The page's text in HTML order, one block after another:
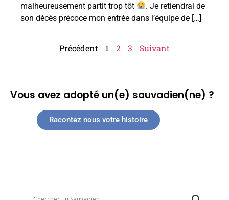
malheureusement partit trop tôt
. Je retiendrai de
son décès précoce mon entrée dans l’équipe de […]
Précédent 1 2 3 Suivant
Vous avez adopté un(e) sauvadien(ne) ?
Racontez nous votre histoire